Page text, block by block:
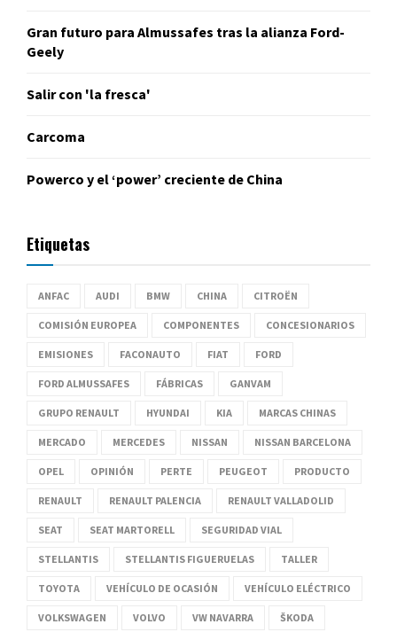
Gran futuro para Almussafes tras la alianza Ford-
Geely
Salir con 'la fresca'
Carcoma
Powerco y el ‘power’ creciente de China
Etiquetas
ANFAC AUDI BMW CHINA CITROËN
COMISIÓN EUROPEA COMPONENTES CONCESIONARIOS
EMISIONES FACONAUTO FIAT FORD
FORD ALMUSSAFES FÁBRICAS GANVAM
GRUPO RENAULT HYUNDAI KIA MARCAS CHINAS
MERCADO MERCEDES NISSAN NISSAN BARCELONA
OPEL OPINIÓN PERTE PEUGEOT PRODUCTO
RENAULT RENAULT PALENCIA RENAULT VALLADOLID
SEAT SEAT MARTORELL SEGURIDAD VIAL
STELLANTIS STELLANTIS FIGUERUELAS TALLER
TOYOTA VEHÍCULO DE OCASIÓN VEHÍCULO ELÉCTRICO
VOLKSWAGEN VOLVO VW NAVARRA ŠKODA